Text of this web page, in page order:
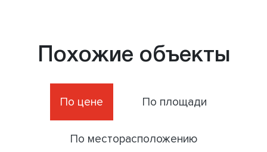
Похожие объекты
По цене По площади
По месторасположению